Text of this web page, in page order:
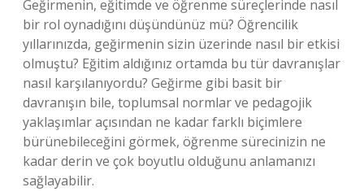
Geğirmenin, eğitimde ve öğrenme süreçlerinde nasıl
bir rol oynadığını düşündünüz mü? Öğrencilik
yıllarınızda, geğirmenin sizin üzerinde nasıl bir etkisi
olmuştu? Eğitim aldığınız ortamda bu tür davranışlar
nasıl karşılanıyordu? Geğirme gibi basit bir
davranışın bile, toplumsal normlar ve pedagojik
yaklaşımlar açısından ne kadar farklı biçimlere
bürünebileceğini görmek, öğrenme sürecinizin ne
kadar derin ve çok boyutlu olduğunu anlamanızı
sağlayabilir.